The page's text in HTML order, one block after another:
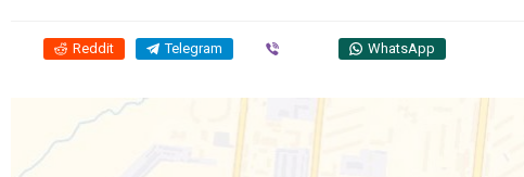
Reddit Telegram WhatsApp